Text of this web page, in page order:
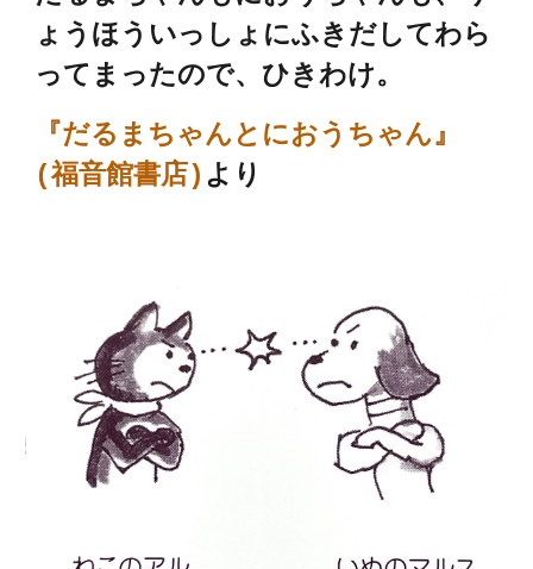
ょうほういっしょにふきだしてわら
ってまったので、ひきわけ。
『だるまちゃんとにおうちゃん』
(福音館書店) より